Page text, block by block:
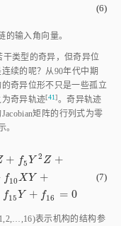
(6)
的输入角向量。
类型的奇异，但奇异位
续的呢？从90年代中期
奇异位形不只是一些孤立
奇异轨迹[41]。奇异轨迹
矩阵的行列式为零
。
+ f5 Y 2 Z +
f10X Y +
f15 Y + f16 = 0
+f6XYZ +f 2+f
(7)
表示机构的结构参